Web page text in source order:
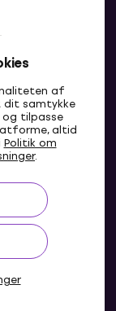
af
dit samtykke
tilpasse
altid
Politik om
.